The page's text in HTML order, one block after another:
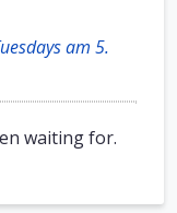
am 5.
waiting for.